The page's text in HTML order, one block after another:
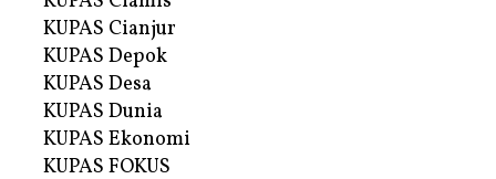
KUPAS Cianjur
KUPAS Depok
KUPAS Desa
KUPAS Dunia
KUPAS Ekonomi
KUPAS FOKUS